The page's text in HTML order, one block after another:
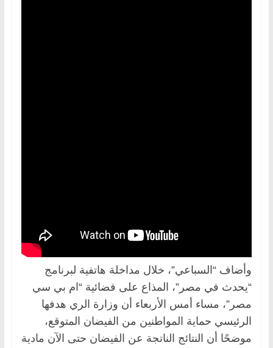
وأضاف “السباعي”، خلال مداخلة هاتفية لبرنامج
“يحدث في مصر”، المذاع على فضائية “ام بي سي
مصر”، مساء أمس الأربعاء أن وزارة الري هدفها
الرئيسي حماية المواطنين من الفيضان المتوقع،
موضحًا أن النتائج الناتجة عن الفيضان حتى الآن مادية